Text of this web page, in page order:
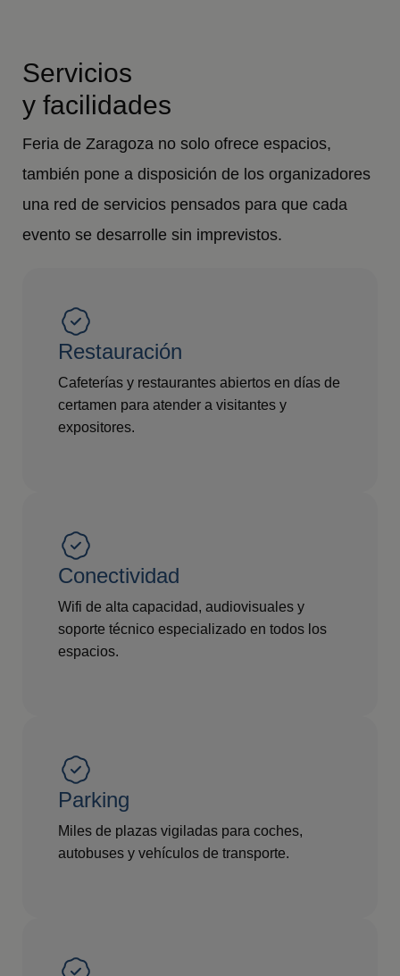
Servicios
y facilidades
Feria de Zaragoza no solo ofrece espacios,
también pone a disposición de los organizadores
una red de servicios pensados para que cada
evento se desarrolle sin imprevistos.
Restauración
Cafeterías y restaurantes abiertos en días de
certamen para atender a visitantes y
expositores.
Conectividad
Wifi de alta capacidad, audiovisuales y
soporte técnico especializado en todos los
espacios.
Parking
Miles de plazas vigiladas para coches,
autobuses y vehículos de transporte.